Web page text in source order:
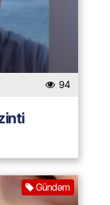
94
Gündəm